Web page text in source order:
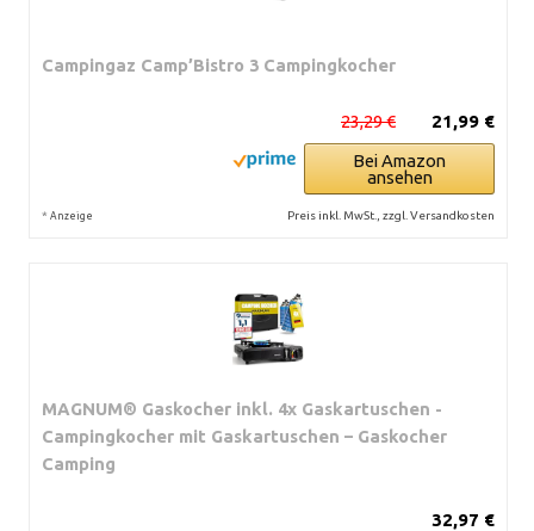
Campingaz Camp’Bistro 3 Campingkocher
21,99 €
23,29 €
Bei Amazon
ansehen
* Anzeige Preis inkl. MwSt., zzgl. Versandkosten
MAGNUM® Gaskocher inkl. 4x Gaskartuschen -
Campingkocher mit Gaskartuschen – Gaskocher
Camping
32,97 €